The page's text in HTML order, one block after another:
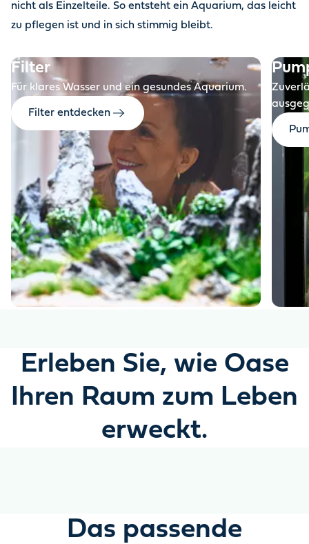
nicht als Einzelteile. So entsteht ein Aquarium, das leicht
zu pflegen ist und in sich stimmig bleibt.
Filter
Für klares Wasser und ein gesundes Aquarium.
Filter entdecken
Erleben Sie, wie Oase
Ihren Raum zum Leben
erweckt.
Das passende